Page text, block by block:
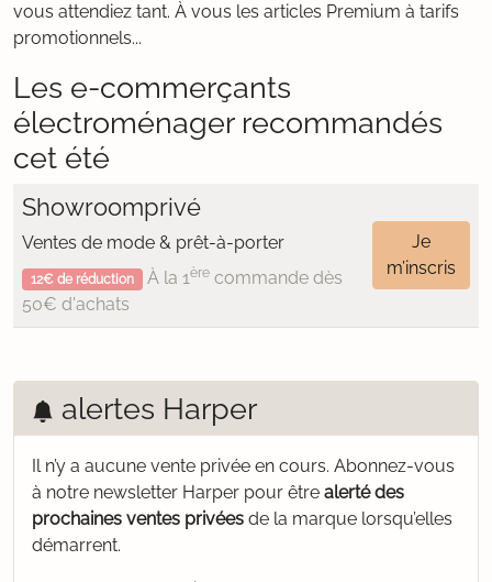
vous attendiez tant. À vous les articles Premium à tarifs
promotionnels...
Les e-commerçants
électroménager recommandés
cet été
Showroomprivé
Ventes de mode & prêt-à-porter
12€ de réduction À la 1èrecommande dès
50€ d'achats
Je
m’inscris
alertes Harper
Il n’y a aucune vente privée en cours. Abonnez-vous
à notre newsletter Harper pour être alerté des
prochaines ventes privées de la marque lorsqu’elles
démarrent.